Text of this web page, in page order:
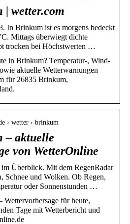
| wetter.com
In Brinkum ist es morgens bedeckt
Mittags überwiegt dichte
trocken bei Höchstwerten …
in Brinkum? Temperatur-, Wind-
aktuelle Wetterwarnungen
für 26835 Brinkum,
› wetter › brinkum
– aktuelle
von WetterOnline
Überblick. Mit dem RegenRadar
Schnee und Wolken. Ob Regen,
oder Sonnenstunden …
für heute,
Tage mit Wetterbericht und